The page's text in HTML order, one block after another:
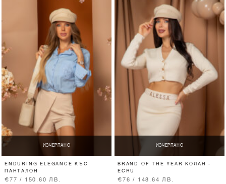
ИЗЧЕРПАНО
ENDURING ELEGANCE КЪС
ПАНТАЛОН
€77 / 150.60 ЛВ.
ИЗЧЕРПАНО
BRAND OF THE YEAR КОЛАН -
ECRU
€76 / 148.64 ЛВ.